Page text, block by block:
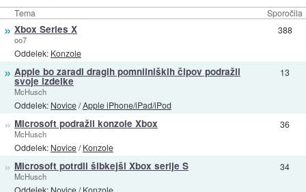
Tema Sporočila
» Xbox Series X
oo7
Oddelek: Konzole
388
» Apple bo zaradi dragih pomnilniških čipov podražil
svoje izdelke
McHusch
Oddelek: Novice/Apple iPhone/iPad/iPod
13
» Microsoft podražil konzole Xbox
McHusch
Oddelek: Novice/Konzole
36
» Microsoft potrdil šibkejši Xbox serije S
McHusch
Oddelek: Novice/Konzole
34